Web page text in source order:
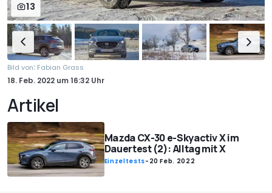
13
Bild von: Fabian Grass
18. Feb. 2022 um16:32 Uhr
Artikel
Mazda CX-30 e-Skyactiv X im
Dauertest (2): Alltag mit X
Einzeltests- 20 Feb. 2022